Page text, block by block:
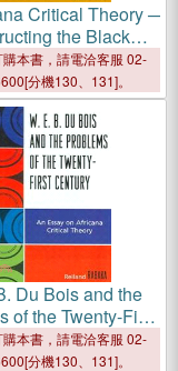
Critical Theory ─
the Black
from
Bois and C.L.R.
Frantz Fanon and
本書，請電洽客服 02-
分機130、131]。
Du Bois and the
of the Twenty-First
本書，請電洽客服 02-
分機130、131]。